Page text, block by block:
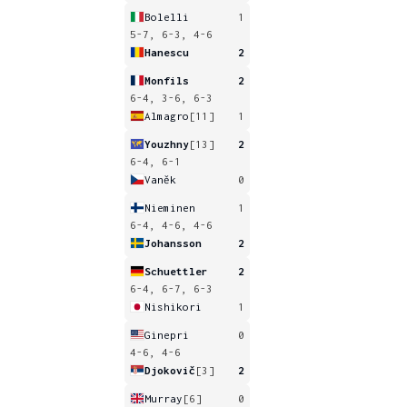
Bolelli
1
5-7, 6-3, 4-6
Hanescu
2
Monfils
2
6-4, 3-6, 6-3
Almagro [11] 1
Youzhny[13]
2
6-4, 6-1
Vaněk
0
Nieminen
1
6-4, 4-6, 4-6
Johansson
2
Schuettler
2
6-4, 6-7, 6-3
Nishikori
1
Ginepri
0
4-6, 4-6
Djokovič [3] 2
Murray [6]
0